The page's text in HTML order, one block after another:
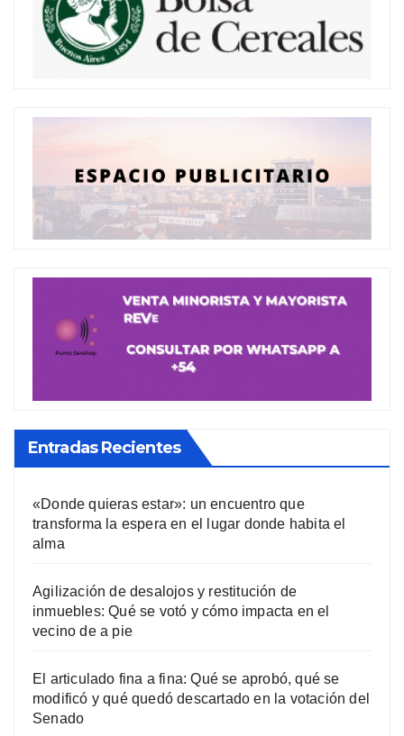
Entradas Recientes
«Donde quieras estar»: un encuentro que
transforma la espera en el lugar donde habita el
alma
Agilización de desalojos y restitución de
inmuebles: Qué se votó y cómo impacta en el
vecino de a pie
El articulado fina a fina: Qué se aprobó, qué se
modificó y qué quedó descartado en la votación del
Senado